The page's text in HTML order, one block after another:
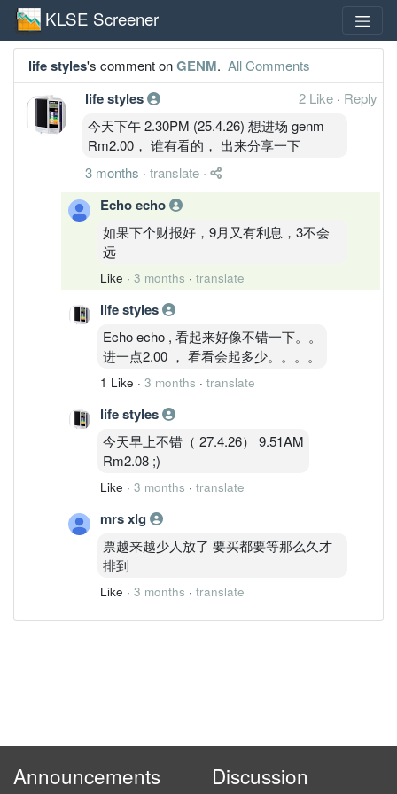
KLSE Screener
life styles's comment onGENM. All Comments
life styles 2 Like · Reply
今天下午 2.30PM (25.4.26) 想进场 genm
Rm2.00， 谁有看的， 出来分享一下
3 months · translate ·
Echo echo
如果下个财报好，9月又有利息，3不会
远
Like · 3 months · translate
life styles
Echo echo , 看起来好像不错一下。。
进一点2.00 ， 看看会起多少。。。。
1 Like · 3 months · translate
life styles
今天早上不错（ 27.4.26） 9.51AM
Rm2.08 ;)
Like · 3 months · translate
mrs xlg
票越来越少人放了 要买都要等那么久才
排到
Like · 3 months · translate
Announcements Discussion